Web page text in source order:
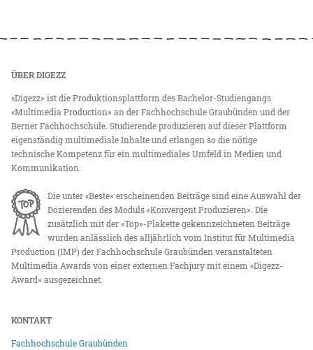
ÜBER DIGEZZ
«Digezz» ist die Produktionsplattform des Bachelor-Studiengangs
«Multimedia Production» an der Fachhochschule Graubünden und der
Berner Fachhochschule. Studierende produzieren auf dieser Plattform
eigenständig multimediale Inhalte und erlangen so die nötige
technische Kompetenz für ein multimediales Umfeld in Medien und
Kommunikation.
Die unter «Beste» erscheinenden Beiträge sind eine Auswahl der
Dozierenden des Moduls «Konvergent Produzieren». Die
zusätzlich mit der «Top»-Plakette gekennzeichneten Beiträge
wurden anlässlich des alljährlich vom Institut für Multimedia
Production (IMP) der Fachhochschule Graubünden veranstalteten
Multimedia Awards von einer externen Fachjury mit einem «Digezz-
Award» ausgezeichnet.
KONTAKT
Fachhochschule Graubünden